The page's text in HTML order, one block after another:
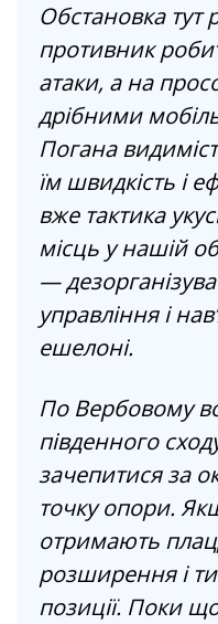
Обстановка тут
противник
атаки, а на
дрібними
Погана
їм швидкість і
вже тактика
місць у нашій
—
управління і
ешелоні.
По Вербовому
південного
зачепитися за
точку опори.
отримають
розширення і
позиції. Поки